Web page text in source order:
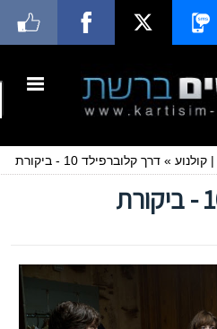
| קולנוע » דרך קלוברפילד 10 - ביקורת